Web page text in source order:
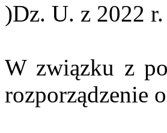
)Dz. U. z 2022
W związku z
rozporządzenie